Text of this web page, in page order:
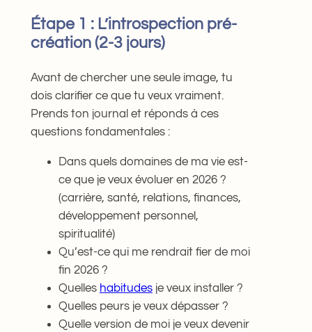
Étape 1 : L’introspection pré-
création (2-3 jours)
Avant de chercher une seule image, tu
dois clarifier ce que tu veux vraiment.
Prends ton journal et réponds à ces
questions fondamentales :
Dans quels domaines de ma vie est-
ce que je veux évoluer en 2026 ?
(carrière, santé, relations, finances,
développement personnel,
spiritualité)
Qu’est-ce qui me rendrait fier de moi
fin 2026 ?
Quelles habitudesje veux installer ?
Quelles peurs je veux dépasser ?
Quelle version de moi je veux devenir